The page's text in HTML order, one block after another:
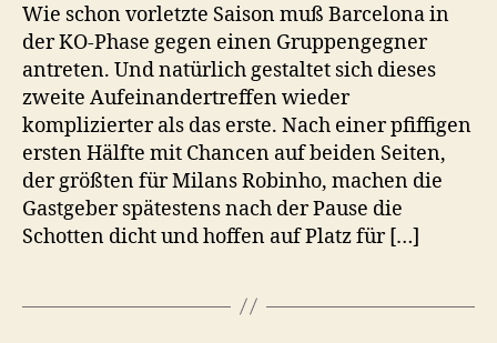
Wie schon vorletzte Saison muß Barcelona in
der KO-Phase gegen einen Gruppengegner
antreten. Und natürlich gestaltet sich dieses
zweite Aufeinandertreffen wieder
komplizierter als das erste. Nach einer pfiffigen
ersten Hälfte mit Chancen auf beiden Seiten,
der größten für Milans Robinho, machen die
Gastgeber spätestens nach der Pause die
Schotten dicht und hoffen auf Platz für […]